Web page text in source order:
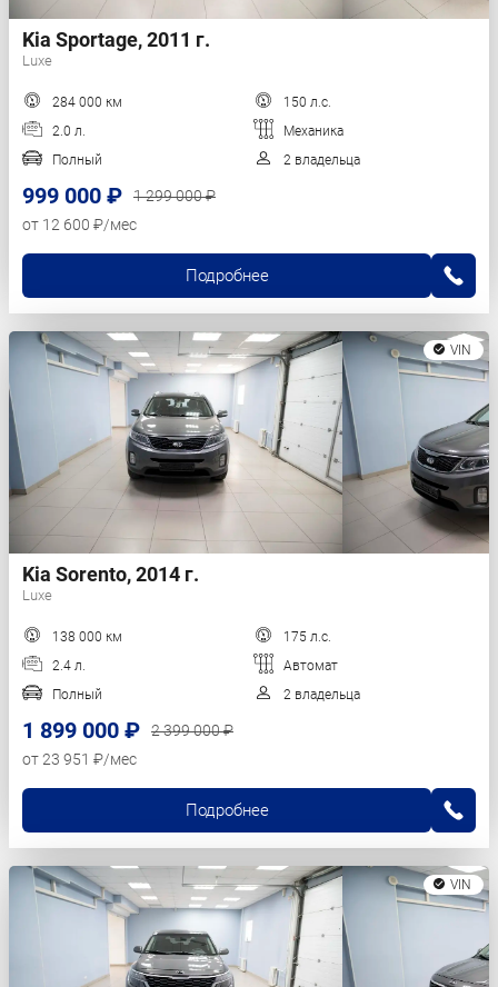
Kia Sportage, 2011 г.
Luxe
284 000 км
150 л.с.
2.0 л.
Механика
Полный
2 владельца
999 000 ₽
1 299 000 ₽
от 12 600 ₽/мес
Подробнее
VIN
Kia Sorento, 2014 г.
Luxe
138 000 км
175 л.с.
2.4 л.
Автомат
Полный
2 владельца
1 899 000 ₽
2 399 000 ₽
от 23 951 ₽/мес
Подробнее
VIN